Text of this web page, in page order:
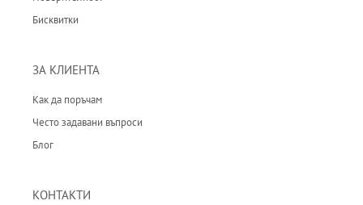
Бисквитки
ЗА КЛИЕНТА
Как да поръчам
Често задавани въпроси
Блог
КОНТАКТИ